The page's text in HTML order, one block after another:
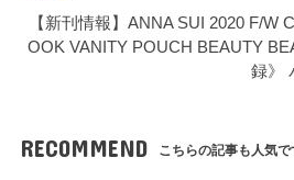
【新刊情報】ANNA SUI 2020 F/W
OOK VANITY POUCH BEAUTY
録》
RECOMMEND こちらの記事も人気で